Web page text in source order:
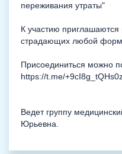
переживания утраты"
К участию приглашаются
страдающих любой
Присоединиться можно
https://t.me/
Ведет группу
Юрьевна.